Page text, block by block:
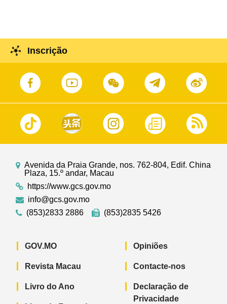
Inscrição
Avenida da Praia Grande, nos. 762-804, Edif. China
Plaza, 15.º andar, Macau
https://www.gcs.gov.mo
info@gcs.gov.mo
(853)2833 2886
(853)2835 5426
GOV.MO
Revista Macau
Livro do Ano
Opiniões
Contacte-nos
Declaração de
Privacidade